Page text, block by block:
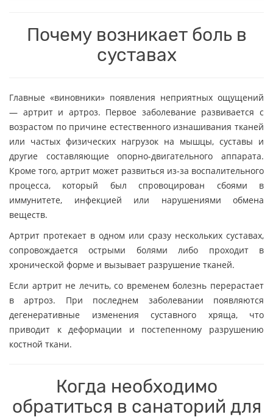
Почему возникает боль в
суставах
Главные «виновники» появления неприятных ощущений
— артрит и артроз. Первое заболевание развивается с
возрастом по причине естественного изнашивания тканей
или частых физических нагрузок на мышцы, суставы и
другие составляющие опорно-двигательного аппарата.
Кроме того, артрит может развиться из-за воспалительного
процесса, который был спровоцирован сбоями в
иммунитете, инфекцией или нарушениями обмена
веществ.
Артрит протекает в одном или сразу нескольких суставах,
сопровождается острыми болями либо проходит в
хронической форме и вызывает разрушение тканей.
Если артрит не лечить, со временем болезнь перерастает
в артроз. При последнем заболевании появляются
дегенеративные изменения суставного хряща, что
приводит к деформации и постепенному разрушению
костной ткани.
Когда необходимо
обратиться в санаторий для